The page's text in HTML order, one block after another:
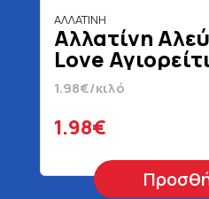
ΑΛΛΑΤΙΝΗ
Αλλατίνη
Love
1.98€/κιλό
1.98€